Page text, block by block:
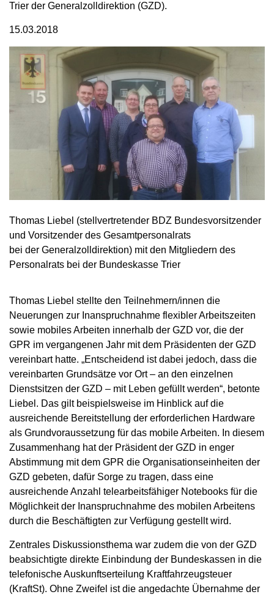
Trier der Generalzolldirektion (GZD).
15.03.2018
Thomas Liebel (stellvertretender BDZ Bundesvorsitzender
und Vorsitzender des Gesamtpersonalrats
bei der Generalzolldirektion) mit den Mitgliedern des
Personalrats bei der Bundeskasse Trier
Thomas Liebel stellte den Teilnehmern/innen die
Neuerungen zur Inanspruchnahme flexibler Arbeitszeiten
sowie mobiles Arbeiten innerhalb der GZD vor, die der
GPR im vergangenen Jahr mit dem Präsidenten der GZD
vereinbart hatte. „Entscheidend ist dabei jedoch, dass die
vereinbarten Grundsätze vor Ort – an den einzelnen
Dienstsitzen der GZD – mit Leben gefüllt werden“, betonte
Liebel. Das gilt beispielsweise im Hinblick auf die
ausreichende Bereitstellung der erforderlichen Hardware
als Grundvoraussetzung für das mobile Arbeiten. In diesem
Zusammenhang hat der Präsident der GZD in enger
Abstimmung mit dem GPR die Organisationseinheiten der
GZD gebeten, dafür Sorge zu tragen, dass eine
ausreichende Anzahl telearbeitsfähiger Notebooks für die
Möglichkeit der Inanspruchnahme des mobilen Arbeitens
durch die Beschäftigten zur Verfügung gestellt wird.
Zentrales Diskussionsthema war zudem die von der GZD
beabsichtigte direkte Einbindung der Bundeskassen in die
telefonische Auskunftserteilung Kraftfahrzeugsteuer
(KraftSt). Ohne Zweifel ist die angedachte Übernahme der